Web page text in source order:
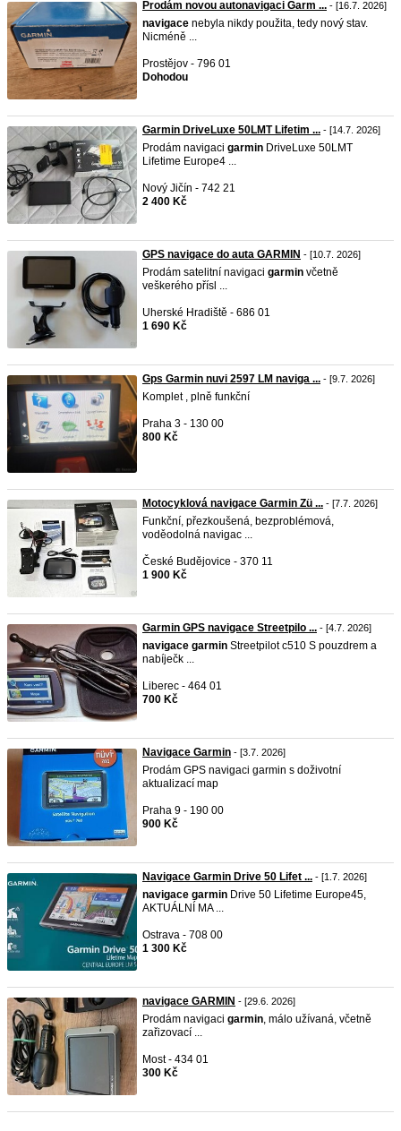
Prodám novou autonavigaci Garm ... - [16.7. 2026]
navigace nebyla nikdy použita, tedy nový stav.
Nicméně ...
Prostějov - 796 01
Dohodou
Garmin DriveLuxe 50LMT Lifetim ... - [14.7. 2026]
Prodám navigaci garmin DriveLuxe 50LMT
Lifetime Europe4 ...
Nový Jičín - 742 21
2 400 Kč
GPS navigace do auta GARMIN - [10.7. 2026]
Prodám satelitní navigaci garmin včetně
veškerého přísl ...
Uherské Hradiště - 686 01
1 690 Kč
Gps Garmin nuvi 2597 LM naviga ... - [9.7. 2026]
Komplet , plně funkční
Praha 3 - 130 00
800 Kč
Motocyklová navigace Garmin Zü ... - [7.7. 2026]
Funkční, přezkoušená, bezproblémová,
voděodolná navigac ...
České Budějovice - 370 11
1 900 Kč
Garmin GPS navigace Streetpilo ... - [4.7. 2026]
navigace garmin Streetpilot c510 S pouzdrem a
nabíječk ...
Liberec - 464 01
700 Kč
Navigace Garmin - [3.7. 2026]
Prodám GPS navigaci garmin s doživotní
aktualizací map
Praha 9 - 190 00
900 Kč
Navigace Garmin Drive 50 Lifet ... - [1.7. 2026]
navigace garmin Drive 50 Lifetime Europe45,
AKTUÁLNÍ MA ...
Ostrava - 708 00
1 300 Kč
navigace GARMIN - [29.6. 2026]
Prodám navigaci garmin, málo užívaná, včetně
zařizovací ...
Most - 434 01
300 Kč